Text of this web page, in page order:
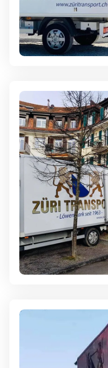
Möbellagerung -
aufbewahrt
Entsorgung &